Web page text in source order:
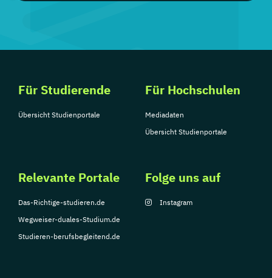
Für Studierende
Übersicht Studienportale
Für Hochschulen
Mediadaten
Übersicht Studienportale
Relevante Portale
Das-Richtige-studieren.de
Wegweiser-duales-Studium.de
Studieren-berufsbegleitend.de
Folge uns auf
Instagram